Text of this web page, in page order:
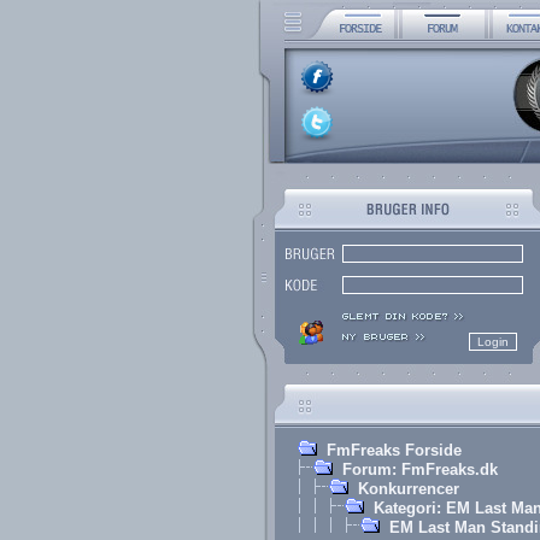
FmFreaks Forside
Forum: FmFreaks.dk
Konkurrencer
Kategori: EM Last
EM Last Man